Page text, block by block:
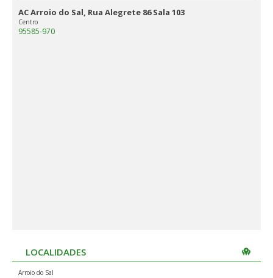
AC Arroio do Sal, Rua Alegrete 86 Sala 103
Centro
95585-970
LOCALIDADES
Arroio do Sal